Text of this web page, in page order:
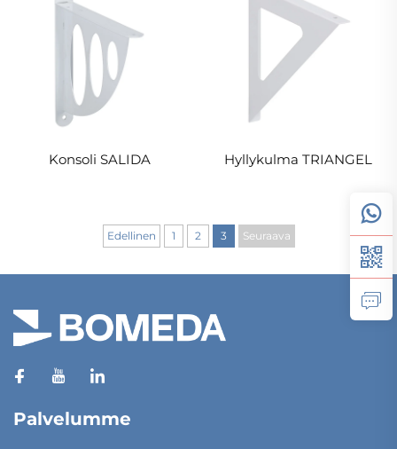
Konsoli SALIDA Hyllykulma TRIANGEL
Edellinen 1 2 3 Seuraava
Palvelumme